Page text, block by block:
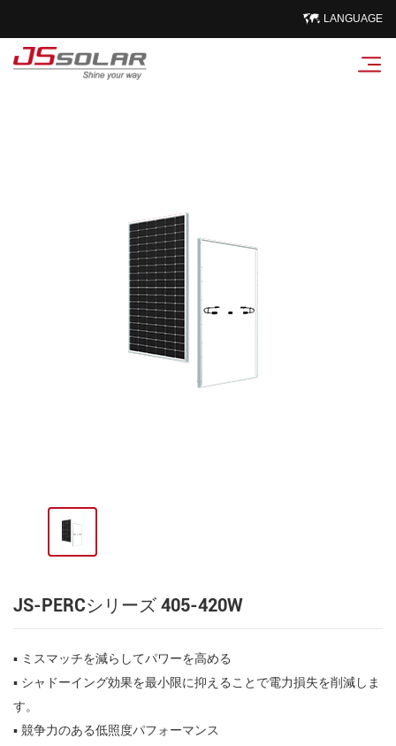
LANGUAGE
JS-PERCシリーズ 405-420W
▪ ミスマッチを減らしてパワーを高める
▪ シャドーイング効果を最小限に抑えることで電力損失を削減しま
す。
▪ 競争力のある低照度パフォーマンス